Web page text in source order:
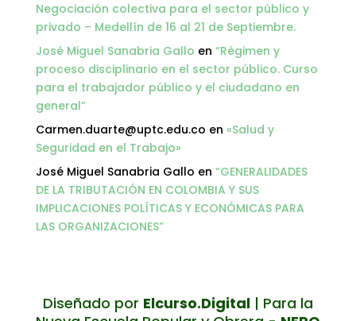
Negociación colectiva para el sector público y
privado – Medellín de 16 al 21 de Septiembre.
José Miguel Sanabria Gallo en “Régimen y
proceso disciplinario en el sector público. Curso
para el trabajador público y el ciudadano en
general”
Carmen.duarte@uptc.edu.co en «Salud y
Seguridad en el Trabajo»
José Miguel Sanabria Gallo en “GENERALIDADES
DE LA TRIBUTACIÓN EN COLOMBIA Y SUS
IMPLICACIONES POLÍTICAS Y ECONÓMICAS PARA
LAS ORGANIZACIONES”
Diseñado por Elcurso.Digital| Para la